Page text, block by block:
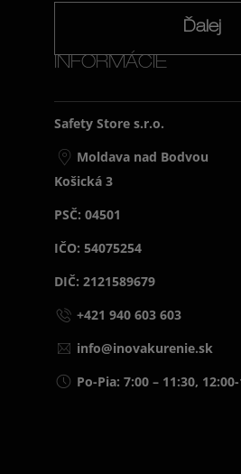
Ďalej
INFORMÁCIE
Safety Store s.r.o.
Moldava nad Bodvou
Košická 3
PSČ: 04501
IČO: 54075254
DIČ: 2121589679
+421 940 603 603
info@inovakurenie.sk
Po-Pia: 7:00 – 11:30,